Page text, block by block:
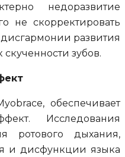
недоразвитие
не скорректировать
развития
скученности зубов.
обеспечивает
Исследования
ротового дыхания,
и дисфункции языка